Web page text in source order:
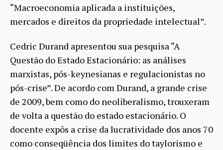
“Macroeconomia aplicada a instituições,
mercados e direitos da propriedade intelectual”.
Cedric Durand apresentou sua pesquisa “A
Questão do Estado Estacionário: as análises
marxistas, pós-keynesianas e regulacionistas no
pós-crise”. De acordo com Durand, a grande crise
de 2009, bem como do neoliberalismo, trouxeram
de volta a questão do estado estacionário. O
docente expôs a crise da lucratividade dos anos 70
como conseqüência dos limites do taylorismo e